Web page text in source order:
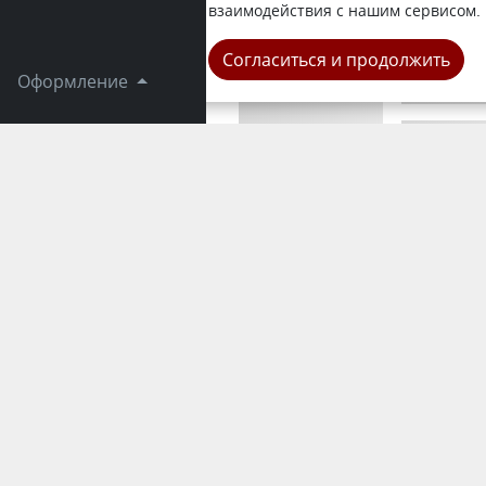
Оформление
YK-
Область
взаимодействия с нашим сервисом.
Согласиться и продолжить